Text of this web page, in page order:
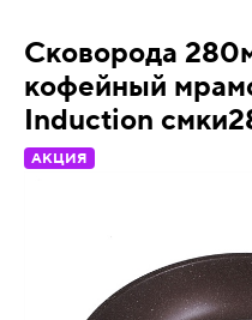
Сковорода
кофейный
Induction
АКЦИЯ